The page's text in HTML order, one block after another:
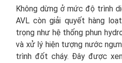
Không dừng ở mức độ trình
AVL còn giải quyết hàng
trọng như hệ thống phun
và xử lý hiện tượng nước
trình đốt cháy. Đây được